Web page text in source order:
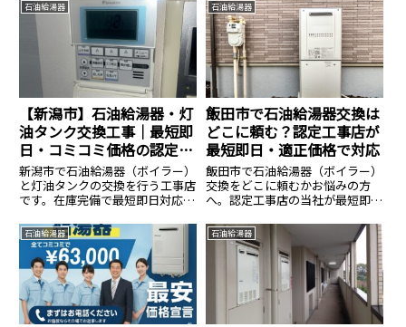
石油給湯器
【新潟市】石油給湯器・灯
油タンク交換工事｜最短即
日・コミコミ価格の認定施
工店
新潟市で石油給湯器（ボイラー）
と灯油タンクの交換を行う工事店
です。在庫完備で最短即日対応。
含めた確実な施工を行います。本
体＋標準工事＋処分費の総額提
示。
石油給湯器
飯田市で石油給湯器交換は
どこに頼む？認定工事店が
最短即日・適正価格で対応
飯田市で石油給湯器（ボイラー）
交換をどこに頼むかお悩みの方
へ。認定工事店の当社が最短即日
フィールの在庫多数。寒冷地特有
の凍結対策も万全に、資格保有者
が工事費込みの適正価格で施工。
見積もり無料。
石油給湯器 石油給湯器